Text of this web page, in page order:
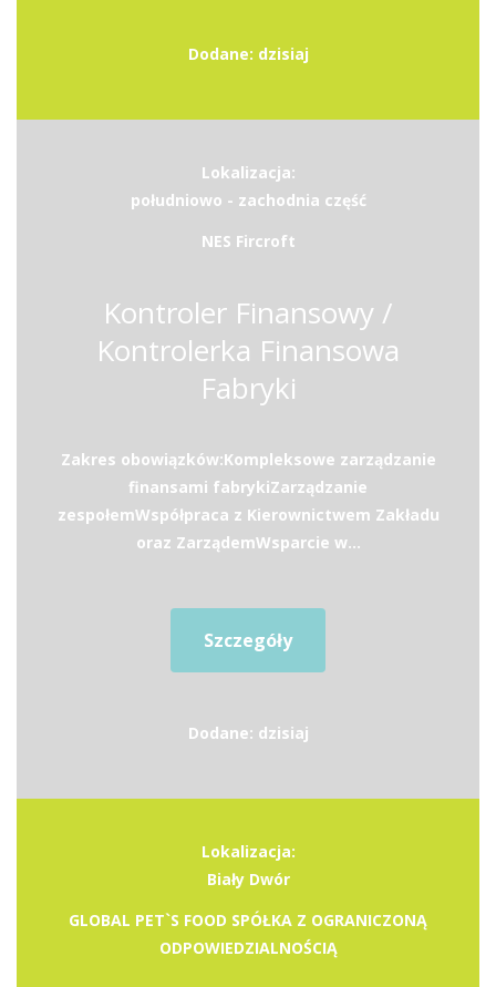
Dodane: dzisiaj
Lokalizacja:
południowo - zachodnia część
NES Fircroft
Kontroler Finansowy /
Kontrolerka Finansowa
Fabryki
Zakres obowiązków:Kompleksowe zarządzanie
finansami fabrykiZarządzanie
zespołemWspółpraca z Kierownictwem Zakładu
oraz ZarządemWsparcie w...
Szczegóły
Dodane: dzisiaj
Lokalizacja:
Biały Dwór
GLOBAL PET`S FOOD SPÓŁKA Z OGRANICZONĄ
ODPOWIEDZIALNOŚCIĄ